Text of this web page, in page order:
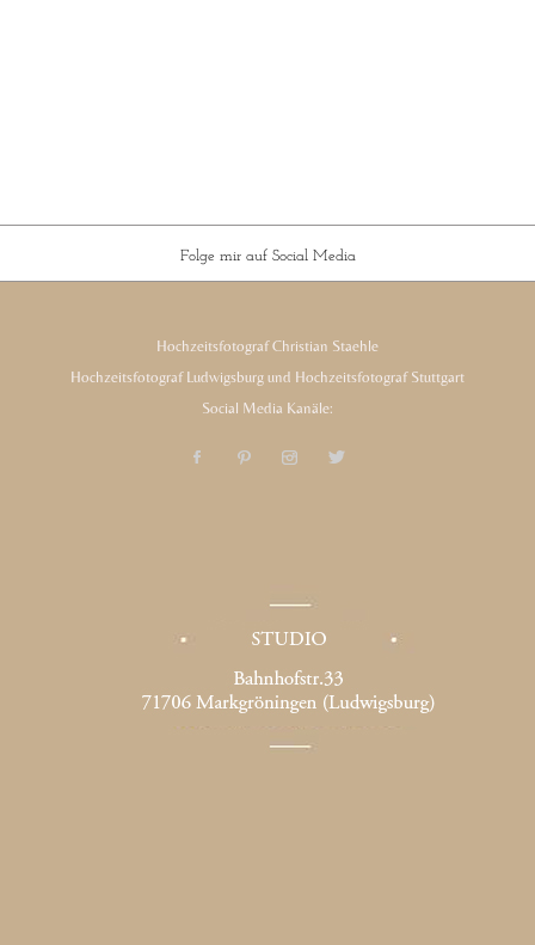
Folge mir auf Social Media
Hochzeitsfotograf Christian Staehle
Hochzeitsfotograf Ludwigsburg und Hochzeitsfotograf Stuttgart
Social Media Kanäle: